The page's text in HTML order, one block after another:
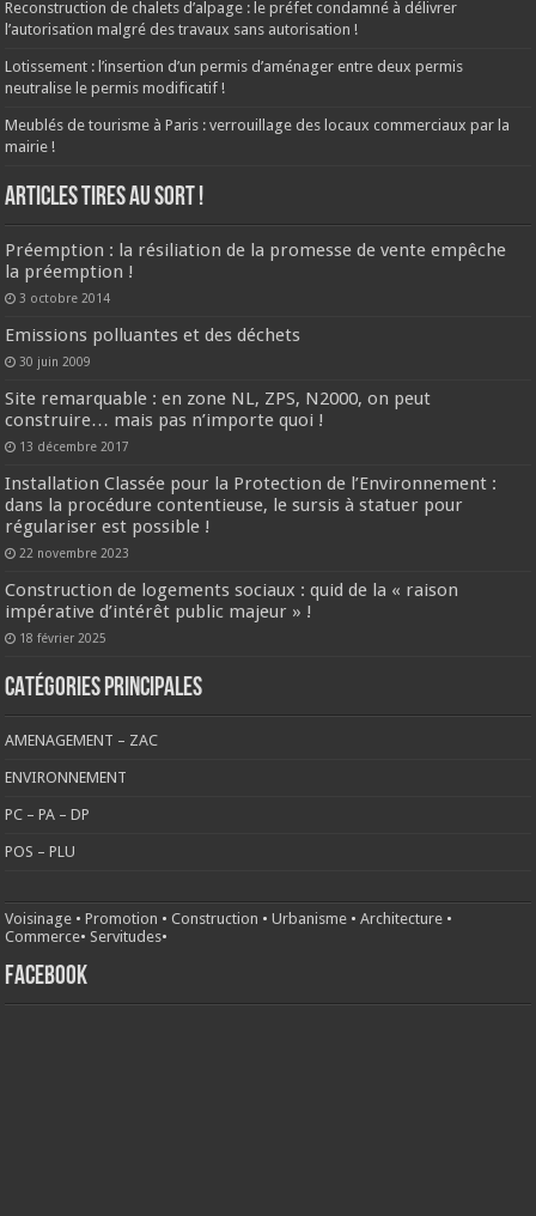
Reconstruction de chalets d’alpage : le préfet condamné à délivrer
l’autorisation malgré des travaux sans autorisation !
Lotissement : l’insertion d’un permis d’aménager entre deux permis
neutralise le permis modificatif !
Meublés de tourisme à Paris : verrouillage des locaux commerciaux par la
mairie !
ARTICLES TIRES AU SORT !
Préemption : la résiliation de la promesse de vente empêche
la préemption !
3 octobre 2014
Emissions polluantes et des déchets
30 juin 2009
Site remarquable : en zone NL, ZPS, N2000, on peut
construire… mais pas n’importe quoi !
13 décembre 2017
Installation Classée pour la Protection de l’Environnement :
dans la procédure contentieuse, le sursis à statuer pour
régulariser est possible !
22 novembre 2023
Construction de logements sociaux : quid de la « raison
impérative d’intérêt public majeur » !
18 février 2025
CATÉGORIES PRINCIPALES
AMENAGEMENT – ZAC
ENVIRONNEMENT
PC – PA – DP
POS – PLU
Voisinage •Promotion •Construction •Urbanisme •Architecture •
Commerce• Servitudes•
FACEBOOK